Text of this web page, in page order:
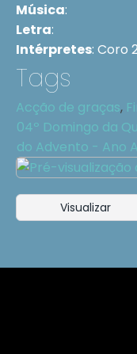
Música:
Letra:
Intérpretes: Coro
Tags
Acção de graças,
04º Domingo da
do Advento - Ano A
Visualizar